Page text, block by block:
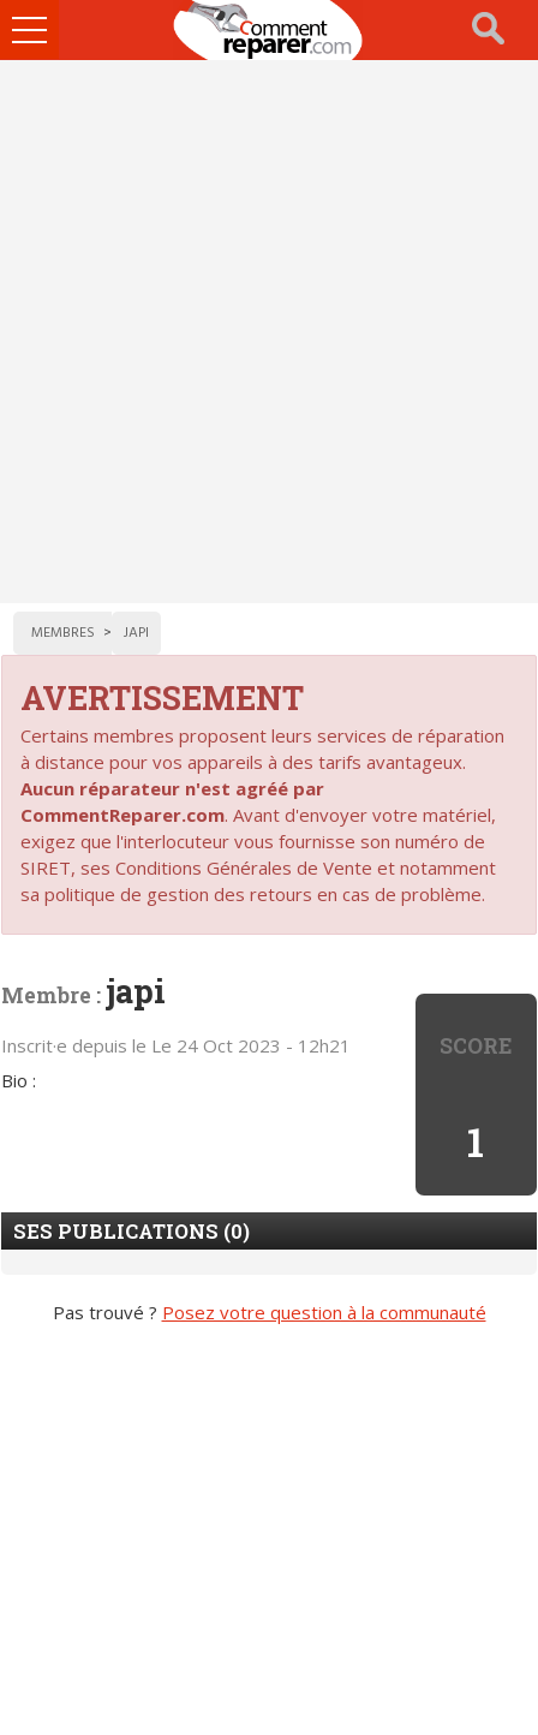
Ouvrir
le
MEMBRES JAPI
AVERTISSEMENT
Certains membres proposent leurs services de réparation
à distance pour vos appareils à des tarifs avantageux.
Aucun réparateur n'est agréé par
CommentReparer.com. Avant d'envoyer votre matériel,
exigez que l'interlocuteur vous fournisse son numéro de
SIRET, ses Conditions Générales de Vente et notamment
sa politique de gestion des retours en cas de problème.
SCORE
1
Membre : japi
Inscrit·e depuis le Le 24 Oct 2023 - 12h21
Bio :
SES PUBLICATIONS (0)
Pas trouvé ? Posez votre question à la communauté